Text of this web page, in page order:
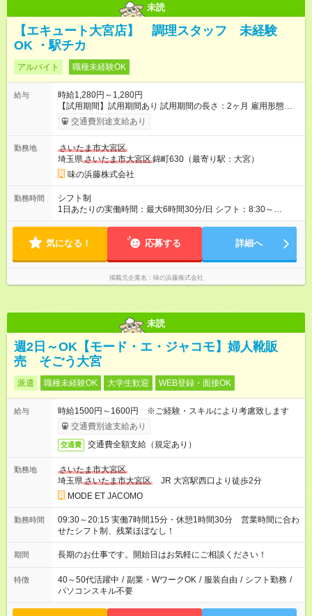
未読
【エキュート大宮店】 調理スタッフ 未経験
OK ・駅チカ
アルバイト 職種未経験OK
給与
時給1,280円～1,280円
【試用期間】試用期間あり 試用期間の長さ：2ヶ月 雇用形態、
給与は本採用時と同じです。
交通費別途支給あり
勤務地
さいたま市大宮区
埼玉県さいたま市大宮区錦町630（最寄り駅：大宮）
味の浜藤株式会社
勤務時間
シフト制
1日あたりの実働時間：最大6時間30分/日 シフト：8:30～
16:00（休憩60分） ・ 週3～5日勤務（要相談）
気になる！ 応募する 詳細へ
掲載元企業名 味の浜藤株式会社
未読
週2日～OK【モード・エ・ジャコモ】婦人靴販
売 そごう大宮
派遣 職種未経験OK 大学生歓迎 WEB登録・面接OK
給与
時給1500円～1600円 ※ご経験・スキルにより考慮致します
交通費別途支給あり
交通費 交通費全額支給（規定あり）
勤務地
さいたま市大宮区
埼玉県さいたま市大宮区
JR 大宮駅西口より徒歩2分
MODE ET JACOMO
勤務時間
09:30～20:15 実働7時間15分・休憩1時間30分 営業時間に合わ
せたシフト制、残業ほぼなし！
期間 長期のお仕事です。開始日はお気軽にご相談ください！
特徴 40～50代活躍中 / 副業・WワークOK / 服装自由 / シフト勤務 /
パソコンスキル不要